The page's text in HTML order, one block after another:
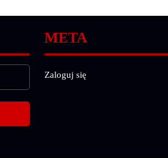
META
Zaloguj się